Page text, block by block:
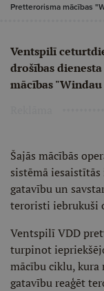
Pretterorisma mācības
Ventspilī
drošības
mācības
Šajās mācībās
sistēmā
gatavību un
teroristi iebrukuši
Ventspilī VDD
turpinot
mācību ciklu,
gatavību reaģēt